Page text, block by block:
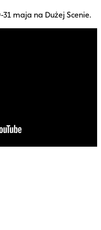
maja na Dużej Scenie.